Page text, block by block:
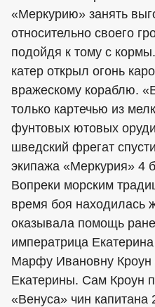
«Меркурию» занять
относительно своего
подойдя к тому с
катер открыл огонь
вражескому кораблю.
только картечью из
фунтовых ютовых
шведский фрегат
экипажа «Меркурия» 4
Вопреки морским
время боя находилась
оказывала помощь
императрица
Марфу Ивановну Кроун
Екатерины. Сам Кроун
«Венуса» чин капитана